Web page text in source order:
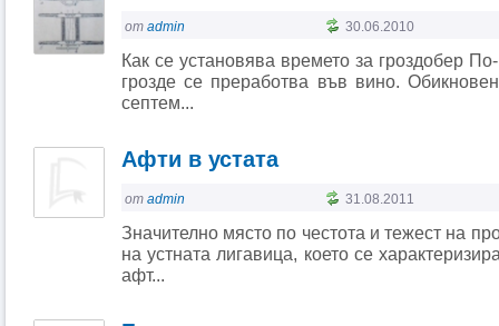
от admin 30.06.2010
Как се установява времето за гроздобер
грозде се преработва във вино.
септем...
Афти в устата
от admin 31.08.2011
Значително място по честота и тежест на
на устната лигавица, което се
афт...